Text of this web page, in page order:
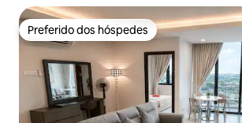
Preferido dos hóspedes
Preferido dos hóspedes